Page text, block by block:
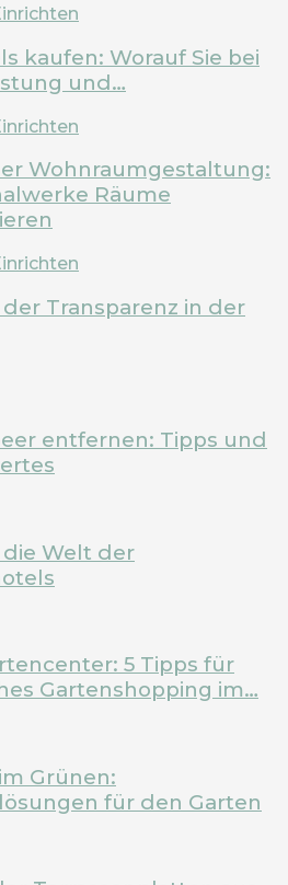
kaufen: Worauf Sie bei
und…
Wohnraumgestaltung:
Räume
der Transparenz in der
entfernen: Tipps und
Welt der
5 Tipps für
Gartenshopping im…
Grünen:
für den Garten